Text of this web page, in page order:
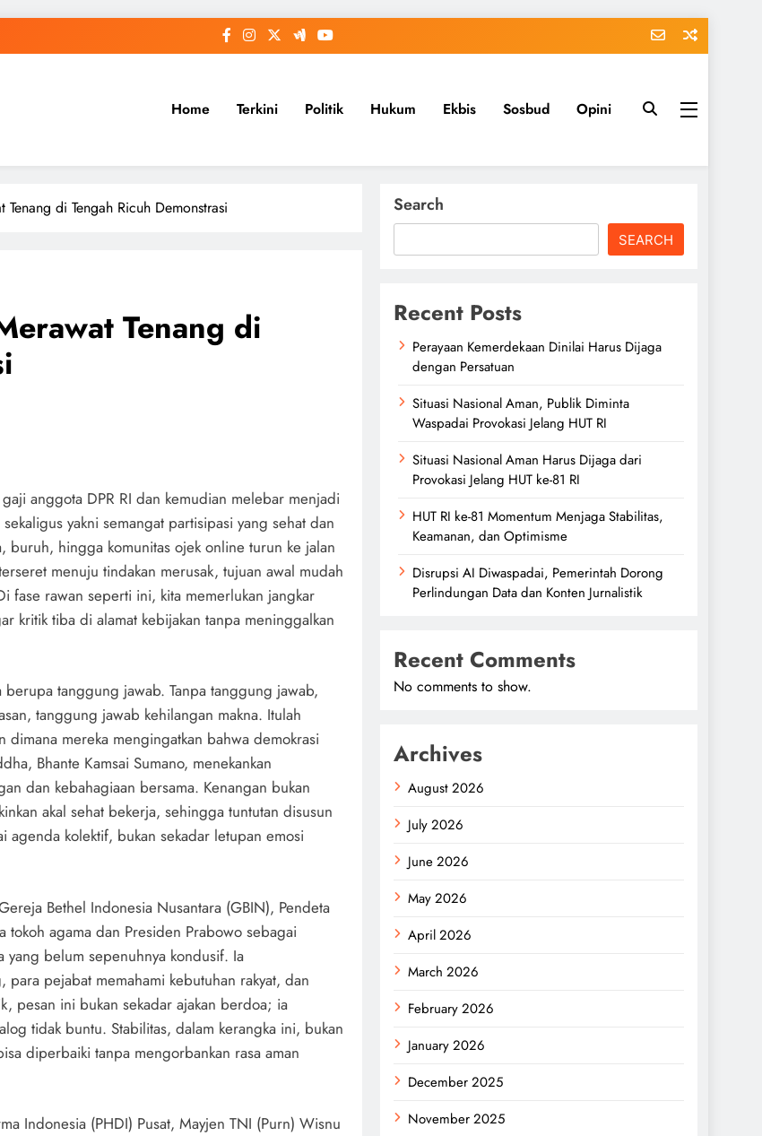
Home Terkini Politik Hukum Ekbis Sosbud Opini
Tenang di Tengah Ricuh Demonstrasi
Tenang di
anggota DPR RI dan kemudian melebar menjadi
yakni semangat partisipasi yang sehat dan
buruh, hingga komunitas ojek online turun ke jalan
menuju tindakan merusak, tujuan awal mudah
fase rawan seperti ini, kita memerlukan jangkar
kritik tiba di alamat kebijakan tanpa meninggalkan
tanggung jawab. Tanpa tanggung jawab,
tanggung jawab kehilangan makna. Itulah
mereka mengingatkan bahwa demokrasi
Bhante Kamsai Sumano, menekankan
dan kebahagiaan bersama. Kenangan bukan
akal sehat bekerja, sehingga tuntutan disusun
kolektif, bukan sekadar letupan emosi
Bethel Indonesia Nusantara (GBIN), Pendeta
tokoh agama dan Presiden Prabowo sebagai
yang belum sepenuhnya kondusif. Ia
pejabat memahami kebutuhan rakyat, dan
pesan ini bukan sekadar ajakan berdoa; ia
tidak buntu. Stabilitas, dalam kerangka ini, bukan
diperbaiki tanpa mengorbankan rasa aman
Indonesia (PHDI) Pusat, Mayjen TNI (Purn) Wisnu
Search
SEARCH
Recent Posts
Perayaan Kemerdekaan Dinilai Harus Dijaga
dengan Persatuan
Situasi Nasional Aman, Publik Diminta
Waspadai Provokasi Jelang HUT RI
Situasi Nasional Aman Harus Dijaga dari
Provokasi Jelang HUT ke-81 RI
HUT RI ke-81 Momentum Menjaga Stabilitas,
Keamanan, dan Optimisme
Disrupsi AI Diwaspadai, Pemerintah Dorong
Perlindungan Data dan Konten Jurnalistik
Recent Comments
No comments to show.
Archives
August 2026
July 2026
June 2026
May 2026
April 2026
March 2026
February 2026
January 2026
December 2025
November 2025